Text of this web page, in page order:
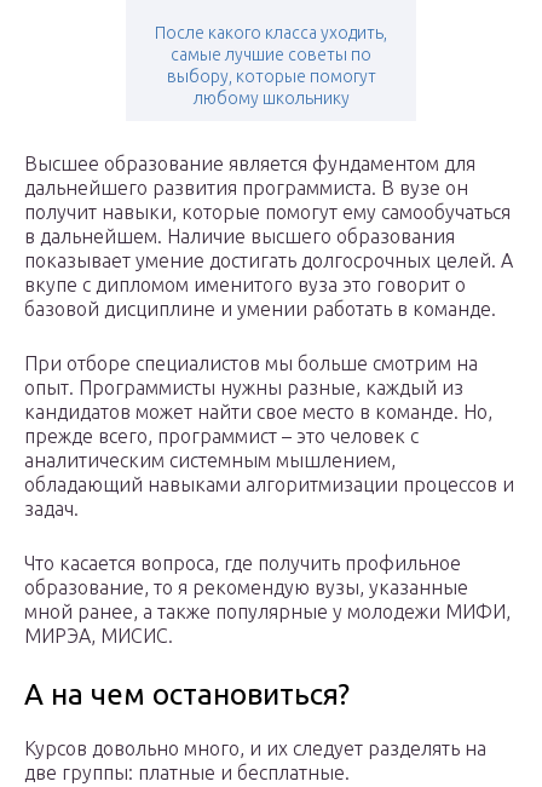
После какого класса уходить,
самые лучшие советы по
выбору, которые помогут
любому школьнику
Высшее образование является фундаментом для
дальнейшего развития программиста. В вузе он
получит навыки, которые помогут ему самообучаться
в дальнейшем. Наличие высшего образования
показывает умение достигать долгосрочных целей. А
вкупе с дипломом именитого вуза это говорит о
базовой дисциплине и умении работать в команде.
При отборе специалистов мы больше смотрим на
опыт. Программисты нужны разные, каждый из
кандидатов может найти свое место в команде. Но,
прежде всего, программист – это человек с
аналитическим системным мышлением,
обладающий навыками алгоритмизации процессов и
задач.
Что касается вопроса, где получить профильное
образование, то я рекомендую вузы, указанные
мной ранее, а также популярные у молодежи МИФИ,
МИРЭА, МИСИС.
А на чем остановиться?
Курсов довольно много, и их следует разделять на
две группы: платные и бесплатные.